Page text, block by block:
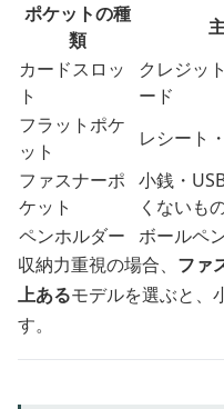
ポケットの種
類
カードスロッ
ト
クレジッ
ード
フラットポケ
ット
レシート
ファスナーポ
ケット
小銭・
くないも
ペンホルダー ボールペ
収納力重視の場合、 ファ
上あるモデルを選ぶと、
す。